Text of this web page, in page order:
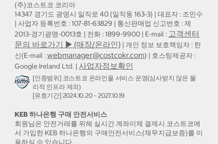
(주)코스트코 코리아
14347 경기도 광명시 일직로 40 (일직동 163-3) | 대표자 : 조민수
| 사업자 등록번호 : 107-81-63829 | 통신판매업 신고번호 : 제
2013-경기광명-0013호 | 전화 : 1899-9900 | E-mail : 고객센터
문의 바로가기 ▶ (매장/온라인) | 개인 정보 보호책임자 : 한
신(E-mail :webmanager@costcokr.com) | 호스팅제공자 :
Google Ireland Ltd. | 사업자정보확인
[인증범위] 코스트코 온라인몰 서비스 운영(심사받지 않은 물
리적 인프라 제외)
[유효기간] 2024.10.20 - 2027.10.19
KEB 하나은행 구매 안전서비스
회원님은 안전거래를 위해 실시간 계좌이체 결제시 코스트코에
서 가입한 KEB 하나은행의 구매안전서비스(채무지급보증)를 이
용하실 수 있습니다.